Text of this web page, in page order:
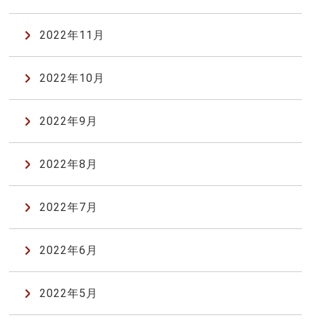
2022年11月
2022年10月
2022年9月
2022年8月
2022年7月
2022年6月
2022年5月